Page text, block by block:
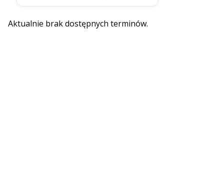
Aktualnie brak dostępnych terminów.